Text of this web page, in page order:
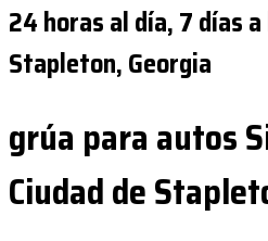
24 horas al día, 7 días
Stapleton, Georgia
grúa para autos
Ciudad de